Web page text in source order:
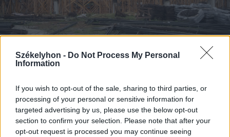
Székelyhon - Do Not Process My Personal
Information
If you wish to opt-out of the sale, sharing to third parties, or
processing of your personal or sensitive information for
targeted advertising by us, please use the below opt-out
section to confirm your selection. Please note that after your
opt-out request is processed you may continue seeing